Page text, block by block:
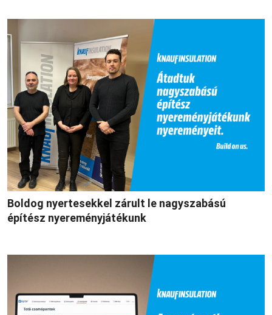
Boldog nyertesekkel zárult le nagyszabású
építész nyereményjátékunk